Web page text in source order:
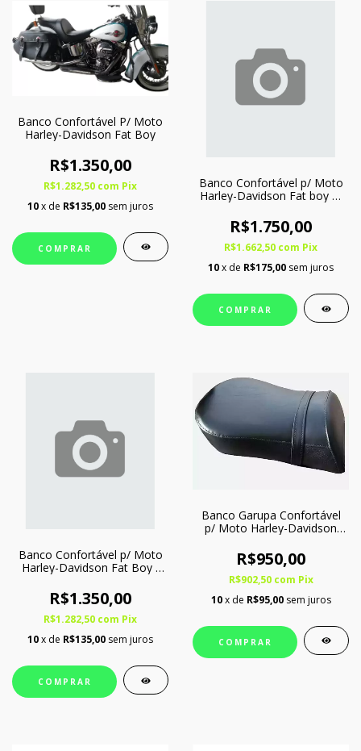
Banco Confortável P/ Moto
Harley-Davidson Fat Boy
R$1.350,00
R$1.282,50 com Pix
10x de R$135,00 sem juros
COMPRAR
Banco Confortável p/ Moto
Harley-Davidson Fat boy c/
R$1.750,00
R$1.662,50 com Pix
10x de R$175,00 sem juros
COMPRAR
Banco Confortável p/ Moto
Harley-Davidson Fat Boy -
R$1.350,00
R$1.282,50 com Pix
10x de R$135,00 sem juros
COMPRAR
Banco Garupa Confortável
p/ Moto Harley-Davidson
R$950,00
R$902,50 com Pix
10 x de R$95,00 sem juros
COMPRAR